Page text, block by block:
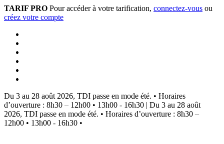
TARIF PRO Pour accéder à votre tarification, connectez-vous ou
créez votre compte
Du 3 au 28 août 2026, TDI passe en mode été. • Horaires
d’ouverture : 8h30 – 12h00 • 13h00 - 16h30 | Du 3 au 28 août
2026, TDI passe en mode été. • Horaires d’ouverture : 8h30 –
12h00 • 13h00 - 16h30 •